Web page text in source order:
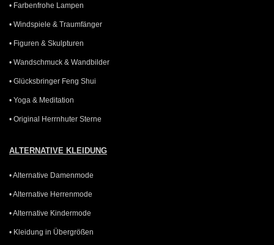
• Farbenfrohe Lampen
• Windspiele & Traumfänger
• Figuren & Skulpturen
• Wandschmuck & Wandbilder
• Glücksbringer Feng Shui
• Yoga & Meditation
• Original Herrnhuter Sterne
ALTERNATIVE KLEIDUNG
• Alternative Damenmode
• Alternative Herrenmode
• Alternative Kindermode
• Kleidung in Übergrößen